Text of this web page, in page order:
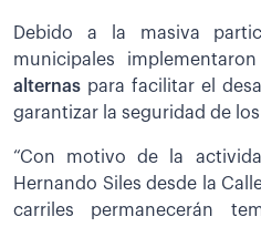
Debido a la masiva
municipales
alternas para facilitar el
garantizar la seguridad de
“Con motivo de la
Hernando Siles desde la
carriles permanecerán